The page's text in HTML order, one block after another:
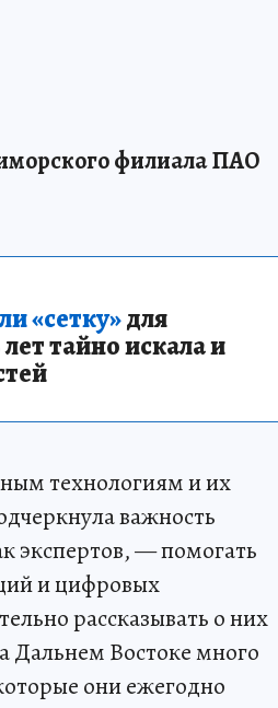
филиала ПАО
«сетку»для
тайно искала и
технологиям и их
важность
экспертов, — помогать
и цифровых
рассказывать о них
Дальнем Востоке много
они ежегодно